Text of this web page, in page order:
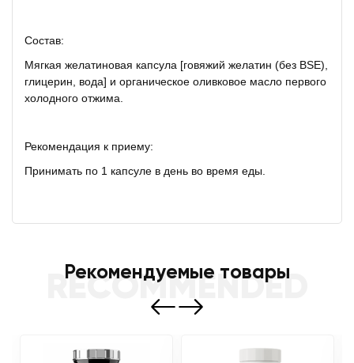
Состав:
Мягкая желатиновая капсула [говяжий желатин (без BSE),
глицерин, вода] и органическое оливковое масло первого
холодного отжима.
Рекомендация к приему:
Принимать по 1 капсуле в день во время еды.
RECOMMENDED
Рекомендуемые товары